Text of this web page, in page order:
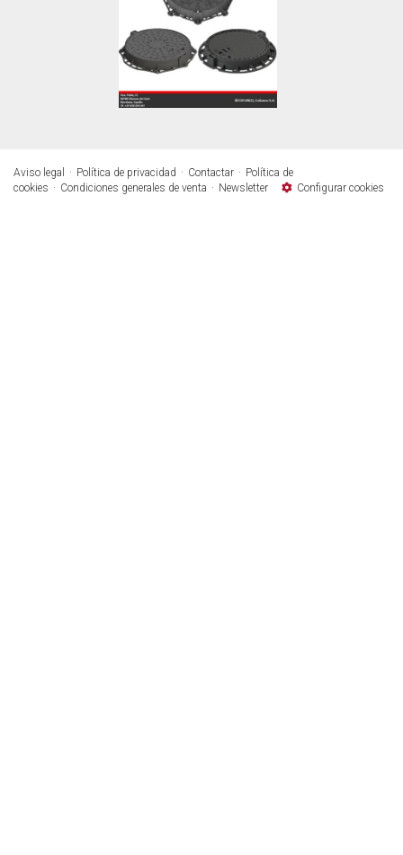
Aviso legal Política de privacidad Contactar
Política de
cookies
Condiciones generales de venta Newsletter Configurar cookies